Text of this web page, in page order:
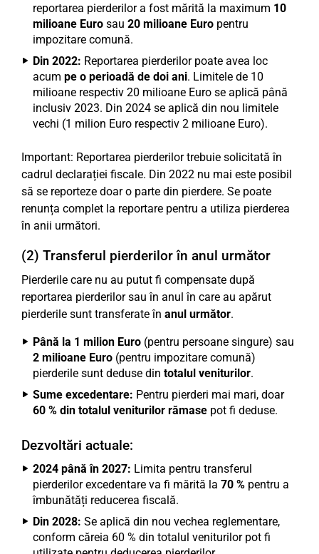
reportarea pierderilor a fost mărită la maximum 10
milioane Euro sau 20 milioane Euro pentru
impozitare comună.
Din 2022: Reportarea pierderilor poate avea loc
acum pe o perioadă de doi ani. Limitele de 10
milioane respectiv 20 milioane Euro se aplică până
inclusiv 2023. Din 2024 se aplică din nou limitele
vechi (1 milion Euro respectiv 2 milioane Euro).
Important: Reportarea pierderilor trebuie solicitată în
cadrul declarației fiscale. Din 2022 nu mai este posibil
să se reporteze doar o parte din pierdere. Se poate
renunța complet la reportare pentru a utiliza pierderea
în anii următori.
(2) Transferul pierderilor în anul următor
Pierderile care nu au putut fi compensate după
reportarea pierderilor sau în anul în care au apărut
pierderile sunt transferate în anul următor.
Până la 1 milion Euro (pentru persoane singure) sau
2 milioane Euro (pentru impozitare comună)
pierderile sunt deduse din totalul veniturilor.
Sume excedentare: Pentru pierderi mai mari, doar
60 % din totalul veniturilor rămase pot fi deduse.
Dezvoltări actuale:
2024 până în 2027: Limita pentru transferul
pierderilor excedentare va fi mărită la 70 % pentru a
îmbunătăți reducerea fiscală.
Din 2028: Se aplică din nou vechea reglementare,
conform căreia 60 % din totalul veniturilor pot fi